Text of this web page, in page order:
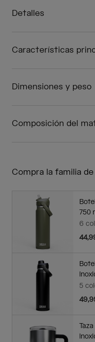
Detalles
Características
Dimensiones y peso
Composición del
Compra la familia
750
6
5